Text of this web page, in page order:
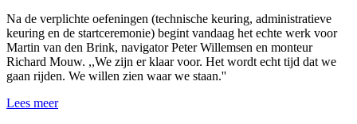
Na de verplichte oefeningen (technische keuring, administratieve
keuring en de startceremonie) begint vandaag het echte werk voor
Martin van den Brink, navigator Peter Willemsen en monteur
Richard Mouw. ,,We zijn er klaar voor. Het wordt echt tijd dat we
gaan rijden. We willen zien waar we staan.''
Lees meer